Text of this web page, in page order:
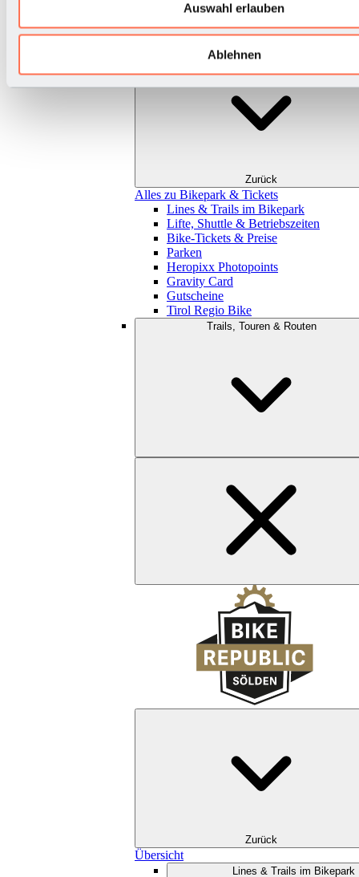
Auswahl erlauben
Ablehnen
Zurück
Alles zu Bikepark & Tickets
Lines & Trails im Bikepark
Lifte, Shuttle & Betriebszeiten
Bike-Tickets & Preise
Parken
Heropixx Photopoints
Gravity Card
Gutscheine
Tirol Regio Bike
Trails, Touren & Routen
Zurück
Übersicht
Lines & Trails im Bikepark